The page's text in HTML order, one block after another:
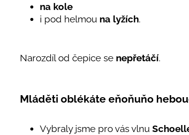
na kole
i pod helmou na lyžích.
Narozdíl od čepice se nepřetáčí.
Mláděti oblékáte eňoňuňo
Vybraly jsme pro vás vlnu